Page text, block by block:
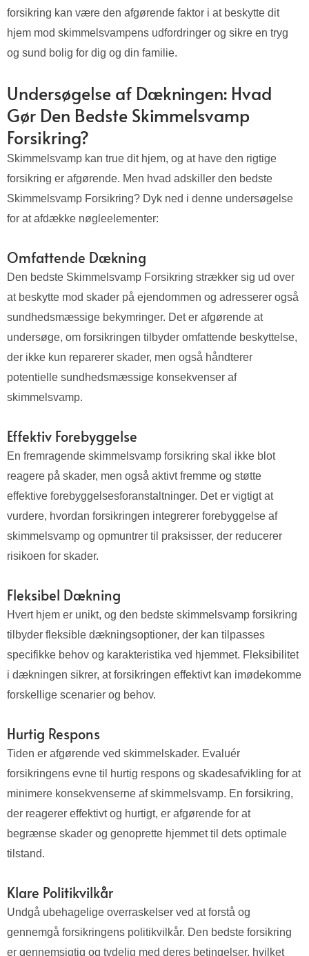
forsikring kan være den afgørende faktor i at beskytte dit
hjem mod skimmelsvampens udfordringer og sikre en tryg
og sund bolig for dig og din familie.
Undersøgelse af Dækningen: Hvad
Gør Den Bedste Skimmelsvamp
Forsikring?
Skimmelsvamp kan true dit hjem, og at have den rigtige
forsikring er afgørende. Men hvad adskiller den bedste
Skimmelsvamp Forsikring? Dyk ned i denne undersøgelse
for at afdække nøgleelementer:
Omfattende Dækning
Den bedste Skimmelsvamp Forsikring strækker sig ud over
at beskytte mod skader på ejendommen og adresserer også
sundhedsmæssige bekymringer. Det er afgørende at
undersøge, om forsikringen tilbyder omfattende beskyttelse,
der ikke kun reparerer skader, men også håndterer
potentielle sundhedsmæssige konsekvenser af
skimmelsvamp.
Effektiv Forebyggelse
En fremragende skimmelsvamp forsikring skal ikke blot
reagere på skader, men også aktivt fremme og støtte
effektive forebyggelsesforanstaltninger. Det er vigtigt at
vurdere, hvordan forsikringen integrerer forebyggelse af
skimmelsvamp og opmuntrer til praksisser, der reducerer
risikoen for skader.
Fleksibel Dækning
Hvert hjem er unikt, og den bedste skimmelsvamp forsikring
tilbyder fleksible dækningsoptioner, der kan tilpasses
specifikke behov og karakteristika ved hjemmet. Fleksibilitet
i dækningen sikrer, at forsikringen effektivt kan imødekomme
forskellige scenarier og behov.
Hurtig Respons
Tiden er afgørende ved skimmelskader. Evaluér
forsikringens evne til hurtig respons og skadesafvikling for at
minimere konsekvenserne af skimmelsvamp. En forsikring,
der reagerer effektivt og hurtigt, er afgørende for at
begrænse skader og genoprette hjemmet til dets optimale
tilstand.
Klare Politikvilkår
Undgå ubehagelige overraskelser ved at forstå og
gennemgå forsikringens politikvilkår. Den bedste forsikring
er gennemsigtig og tydelig med deres betingelser, hvilket